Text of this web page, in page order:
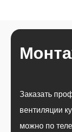
Заказать
вентиляции
можно по